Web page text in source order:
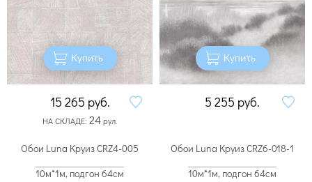
Купить
15 265 руб.
НА СКЛАДЕ: 24рул.
Купить
5 255 руб.
Обои Luna Круиз CRZ4-005
10м*1м, подгон 64см
Обои Luna Круиз CRZ6-018-1
10м*1м, подгон 64см